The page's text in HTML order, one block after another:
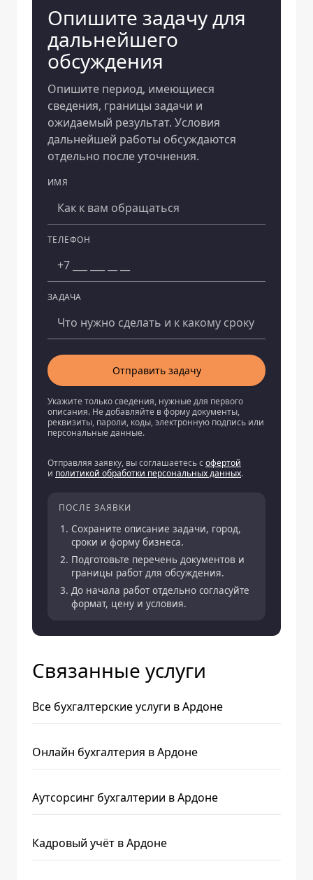
Опишите задачу для
дальнейшего
обсуждения
Опишите период, имеющиеся
сведения, границы задачи и
ожидаемый результат. Условия
дальнейшей работы обсуждаются
отдельно после уточнения.
ИМЯ
ТЕЛЕФОН
ЗАДАЧА
Компания
Отправить задачу
Укажите только сведения, нужные для первого
описания. Не добавляйте в форму документы,
реквизиты, пароли, коды, электронную подпись или
персональные данные.
Отправляя заявку, вы соглашаетесь софертой
и политикой обработки персональных данных.
ПОСЛЕ ЗАЯВКИ
Сохраните описание задачи, город,
сроки и форму бизнеса.
Подготовьте перечень документов и
границы работ для обсуждения.
До начала работ отдельно согласуйте
формат, цену и условия.
Связанные услуги
Все бухгалтерские услуги в Ардоне
Онлайн бухгалтерия в Ардоне
Аутсорсинг бухгалтерии в Ардоне
Кадровый учёт в Ардоне